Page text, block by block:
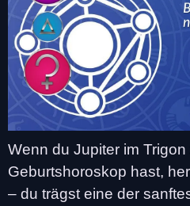
Wenn du Jupiter im
Geburtshoroskop hast,
– du trägst eine der